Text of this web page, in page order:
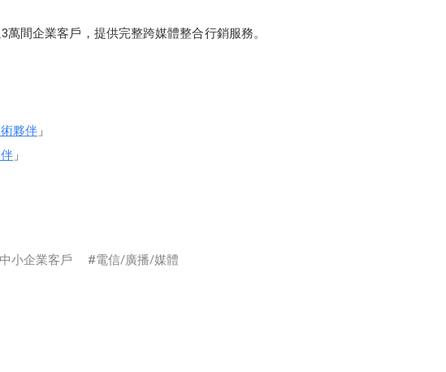
間企業客戶，提供完整跨媒體整合行銷服務。
夥伴 」
」
中小企業客戶
電信/廣播/媒體